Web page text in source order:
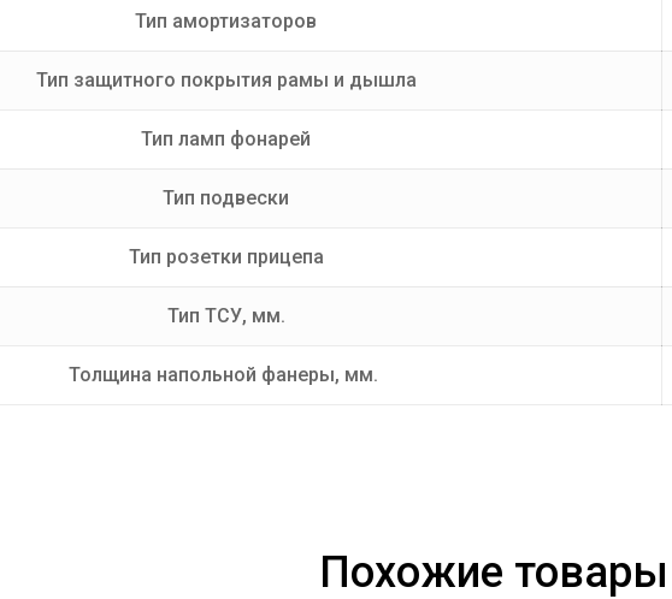
Тип амортизаторов
Тип защитного покрытия рамы и дышла
Тип ламп фонарей
Тип подвески
Тип розетки прицепа
Тип ТСУ, мм.
Толщина напольной фанеры, мм.
Похожие товары